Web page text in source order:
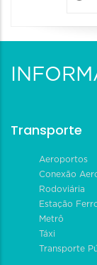
Transporte
Aeroportos
Conexão
Rodoviária
Estação
Metrô
Táxi
Transporte